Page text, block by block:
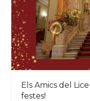
Els Amics del
festes!